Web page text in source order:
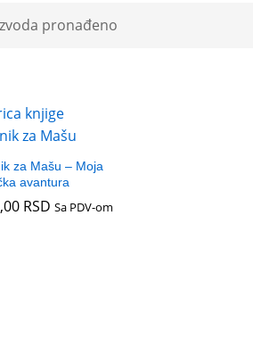
pronađeno
za Mašu – Moja
avantura
RSD Sa PDV-om
RSD